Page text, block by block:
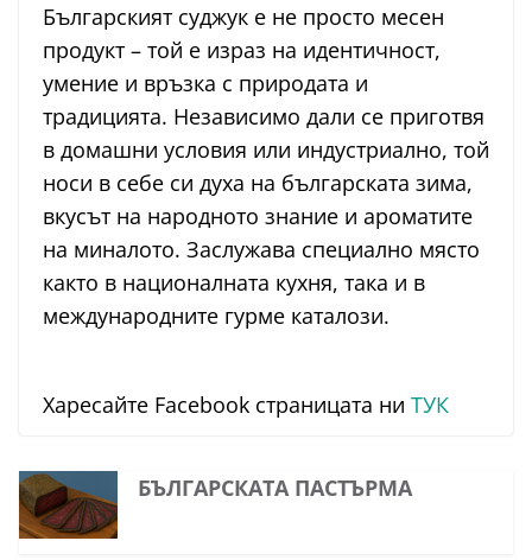
Българският суджук е не просто месен
продукт – той е израз на идентичност,
умение и връзка с природата и
традицията. Независимо дали се приготвя
в домашни условия или индустриално, той
носи в себе си духа на българската зима,
вкусът на народното знание и ароматите
на миналото. Заслужава специално място
както в националната кухня, така и в
международните гурме каталози.
Харесайте Facebook страницата ни ТУК
БЪЛГАРСКАТА ПАСТЪРМА